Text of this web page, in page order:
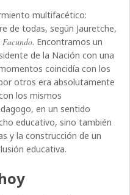
multifacético:
de todas, según Jauretche,
Facundo. Encontramos un
de la Nación con una
coincidía con los
otros era absolutamente
los mismos
en un sentido
educativo, sino también
y la construcción de un
educativa.